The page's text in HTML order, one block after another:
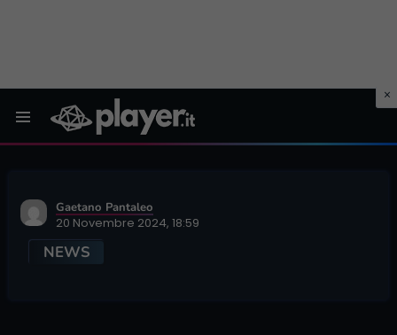
Gaetano Pantaleo
20 Novembre 2024, 18:59
NEWS